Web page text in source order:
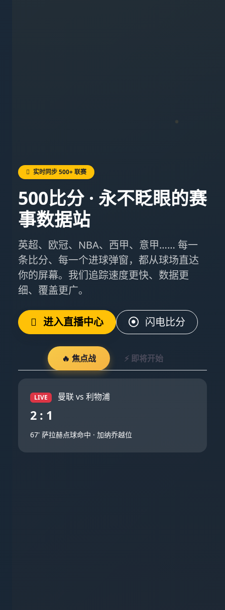
实时同步 500+ 联赛
500比分 · 永不眨眼的赛
事数据站
英超、欧冠、NBA、西甲、意甲…… 每一
条比分、每一个进球弹窗，都从球场直达
你的屏幕。我们追踪速度更快、数据更
细、覆盖更广。
进入直播中心 闪电比分
🔥 焦点战 ⚡ 即将开始
LIVE 曼联 vs 利物浦
2 : 1
67' 萨拉赫点球命中 · 加纳乔越位